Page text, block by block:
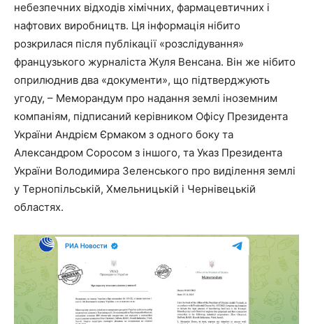
небезпечних відходів хімічних, фармацевтичних і
нафтових виробництв. Ця інформація нібито
розкрилася після публікації «розслідування»
французького журналіста Жуля Венсана. Він же нібито
оприлюднив два «документи», що підтверджують
угоду, – Меморандум про надання землі іноземним
компаніям, підписаний керівником Офісу Президента
України Андрієм Єрмаком з одного боку та
Александром Соросом з іншого, та Указ Президента
України Володимира Зеленського про виділення землі
у Тернопільській, Хмельницькій і Чернівецькій
областях.